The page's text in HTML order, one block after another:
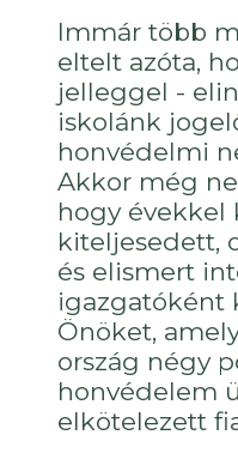
Immár több
eltelt azóta,
jelleggel -
iskolánk
honvédelmi
Akkor még
hogy évekkel
kiteljesedett,
és elismert
igazgatóként
Önöket,
ország négy
honvédelem
elkötelezett